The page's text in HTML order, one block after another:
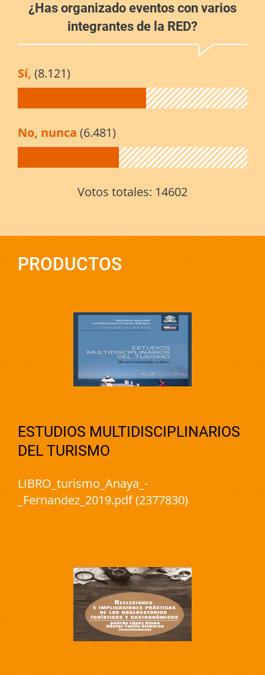
¿Has organizado eventos con varios
integrantes de la RED?
Sí, (8.121)
No, nunca (6.481)
Votos totales: 14602
PRODUCTOS
ESTUDIOS MULTIDISCIPLINARIOS
DEL TURISMO
LIBRO_turismo_Anaya_-
_Fernandez_2019.pdf (2377830)